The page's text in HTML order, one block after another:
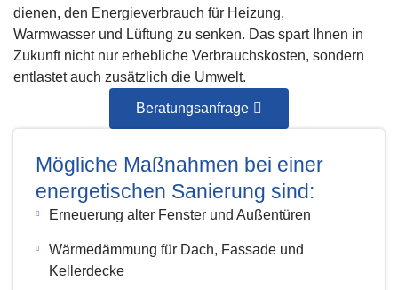
dienen, den Energieverbrauch für Heizung,
Warmwasser und Lüftung zu senken. Das spart Ihnen in
Zukunft nicht nur erhebliche Verbrauchskosten, sondern
entlastet auch zusätzlich die Umwelt.
Beratungsanfrage
Mögliche Maßnahmen bei einer
energetischen Sanierung sind:
Erneuerung alter Fenster und Außentüren
Wärmedämmung für Dach, Fassade und
Kellerdecke